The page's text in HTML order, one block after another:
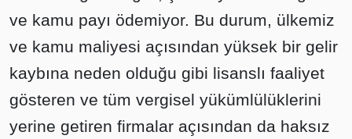
ve kamu payı ödemiyor. Bu durum, ülkemiz
ve kamu maliyesi açısından yüksek bir gelir
kaybına neden olduğu gibi lisanslı faaliyet
gösteren ve tüm vergisel yükümlülüklerini
yerine getiren firmalar açısından da haksız